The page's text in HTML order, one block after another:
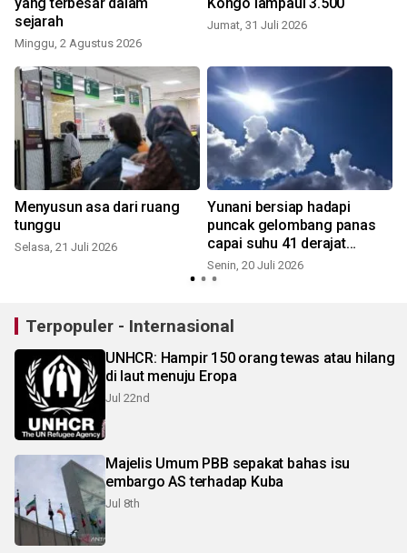
yang terbesar dalam
sejarah
Minggu, 2 Agustus 2026
Kongo lampaui 3.500
Jumat, 31 Juli 2026
Menyusun asa dari ruang
tunggu
Selasa, 21 Juli 2026
Yunani bersiap hadapi
puncak gelombang panas
capai suhu 41 derajat
Celcius
Senin, 20 Juli 2026
Terpopuler - Internasional
UNHCR: Hampir 150 orang tewas atau hilang
di laut menuju Eropa
Jul 22nd
Majelis Umum PBB sepakat bahas isu
embargo AS terhadap Kuba
Jul 8th